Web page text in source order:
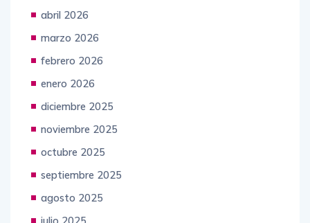
abril 2026
marzo 2026
febrero 2026
enero 2026
diciembre 2025
noviembre 2025
octubre 2025
septiembre 2025
agosto 2025